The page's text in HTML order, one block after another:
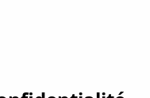
Origin, CODRA est
de l'ingénierie logicielle